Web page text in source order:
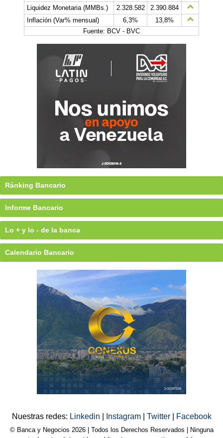
Liquidez Monetaria (MMBs.)
2.328.582
2.390.884
Inflación (Var% mensual)
6,3%
13,8%
Fuente: BCV - BVC
Ránking Bancario
Informe Bancario
Lo + y lo - de la banca
Calendario Bancario
Nuestras redes: Linkedin Instagram Twitter Facebook
© Banca y Negocios 2026 | Todos los Derechos Reservados | Ninguna